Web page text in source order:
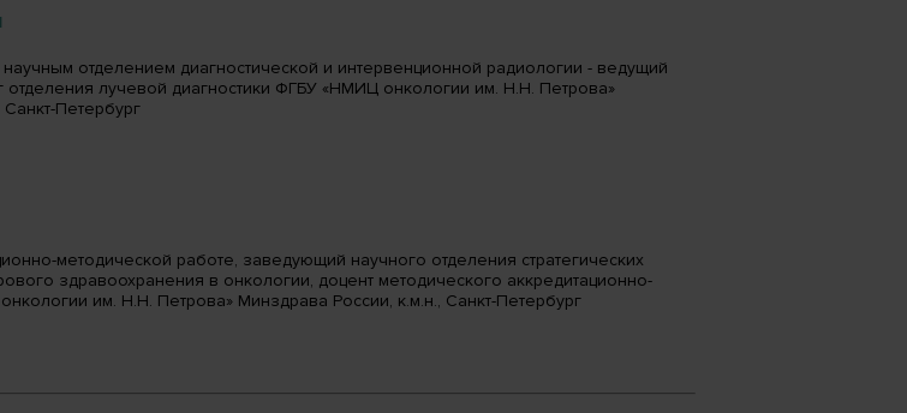
отделением диагностической и интервенционной радиологии - ведущий
отделения лучевой диагностики ФГБУ «НМИЦ онкологии им. Н.Н. Петрова»
Петербург
методической работе, заведующий научного отделения стратегических
здравоохранения в онкологии, доцент методического аккредитационно-
им. Н.Н. Петрова» Минздрава России, к.м.н., Санкт-Петербург